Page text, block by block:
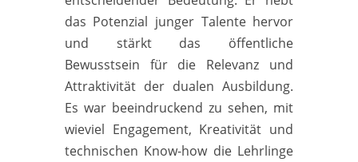
das Potenzial junger Talente hervor
und stärkt das öffentliche
Bewusstsein für die Relevanz und
Attraktivität der dualen Ausbildung.
Es war beeindruckend zu sehen, mit
wieviel Engagement, Kreativität und
technischen Know-how die Lehrlinge